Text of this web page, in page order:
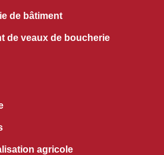
de bâtiment
de veaux de boucherie
agricole